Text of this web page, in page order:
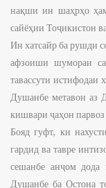
нақши ин шаҳрҳо
сайёҳии Тоҷикистон
Ин хатсайр ба рушди
афзоиши шумораи
тавассути истифодаи
Душанбе метавон аз
кишвари ҷаҳон
Бояд гуфт, ки
гардид ва тавре
сешанбе анҷом
Душанбе ба Остона